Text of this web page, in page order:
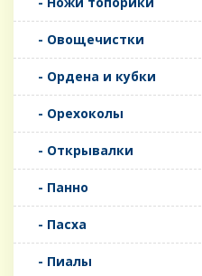
- Овощечистки
- Ордена и кубки
- Орехоколы
- Открывалки
- Панно
- Пасха
- Пиалы